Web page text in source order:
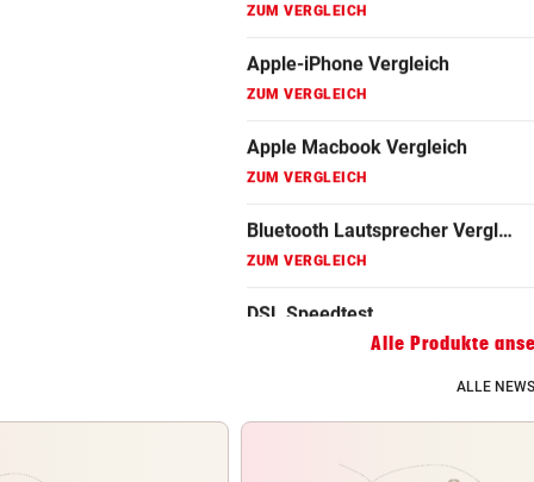
Fernseher Vergleich
Fritz Repeater Vergleich
Gaming Laptop Vergleich
Grafikkarten Vergleich
Alle Produkte
ALLE